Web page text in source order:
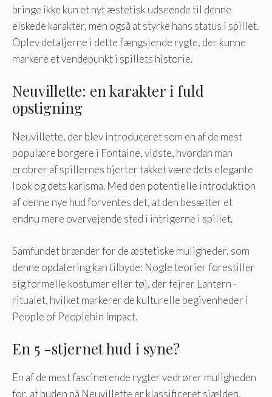
bringe ikke kun et nyt æstetisk udseende til denne
elskede karakter, men også at styrke hans status i spillet.
Oplev detaljerne i dette fængslende rygte, der kunne
markere et vendepunkt i spillets historie.
Neuvillette: en karakter i fuld
opstigning
Neuvillette, der blev introduceret som en af ​​de mest
populære borgere i Fontaine, vidste, hvordan man
erobrer af spillernes hjerter takket være dets elegante
look og dets karisma. Med den potentielle introduktion
af denne nye hud forventes det, at den besætter et
endnu mere overvejende sted i intrigerne i spillet.
Samfundet brænder for de æstetiske muligheder, som
denne opdatering kan tilbyde: Nogle teorier forestiller
sig formelle kostumer eller tøj, der fejrer Lantern -
ritualet, hvilket markerer de kulturelle begivenheder i
People of Peoplehin Impact.
En 5 -stjernet hud i syne?
En af de mest fascinerende rygter vedrører muligheden
for, at huden på Neuvillette er klassificeret sjælden,